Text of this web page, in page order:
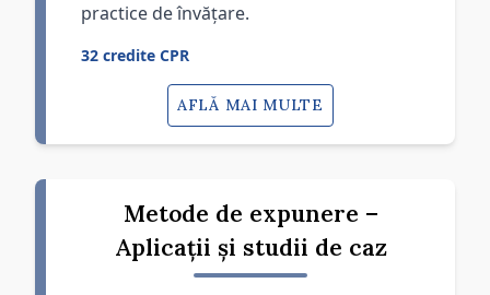
practice de învățare.
32 credite CPR
AFLĂ MAI MULTE
Metode de expunere –
Aplicații și studii de caz